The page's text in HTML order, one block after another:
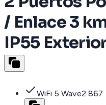
/ Enlace 3
IP55
WiFi 5 Wave2